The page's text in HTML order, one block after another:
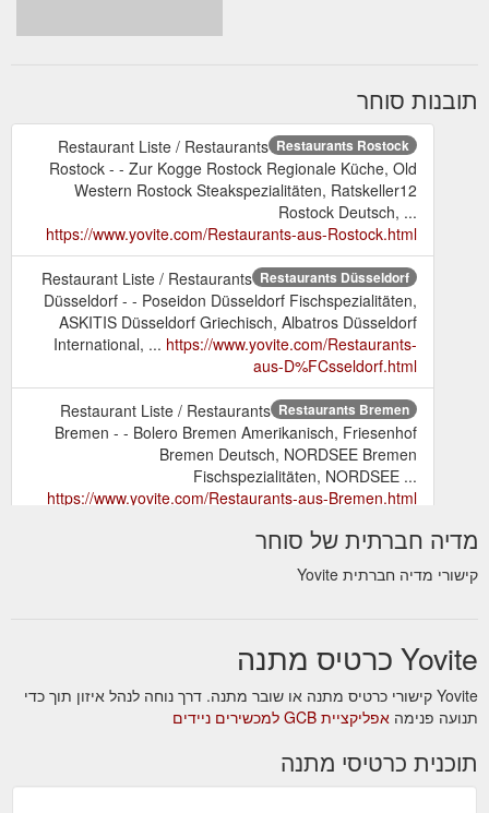
תובנות סוחר
Restaurants Rostock
Restaurant Liste / Restaurants
Rostock - - Zur Kogge Rostock Regionale Küche, Old
Western Rostock Steakspezialitäten, Ratskeller12
Rostock Deutsch, ...
https://www.yovite.com/Restaurants-aus-Rostock.html
Restaurants Düsseldorf
Restaurant Liste / Restaurants
Düsseldorf - - Poseidon Düsseldorf Fischspezialitäten,
ASKITIS Düsseldorf Griechisch, Albatros Düsseldorf
International, ...https://www.yovite.com/Restaurants-
aus-D%FCsseldorf.html
Restaurants Bremen
Restaurant Liste / Restaurants
Bremen - - Bolero Bremen Amerikanisch, Friesenhof
Bremen Deutsch, NORDSEE Bremen
Fischspezialitäten, NORDSEE ...
https://www.yovite.com/Restaurants-aus-Bremen.html
Restaurants Köln
Restaurant Liste / Restaurants Köln -
- Caruso PastaBar Köln Italienisch, Die Maultasche Köln
Schwäbisch, Al-Andalus Köln Fischspezialitäten,
Restaurants Bochum
Restaurant Liste / Restaurants
Bochum - - Haus Henkenberg Bochum
Steakspezialitäten, NORDSEE Bochum
https://www.yovite.com/Restaurants-aus-Bochum.html
מדיה חברתית של סוחר
קישורי מדיה חברתית Yovite
Yovite כרטיס מתנה
Yovite קישורי כרטיס מתנה או שובר מתנה. דרך נוחה לנהל איזון תוך כדי
תנועה פנימה אפליקציית GCB למכשירים ניידים
תוכנית כרטיסי מתנה